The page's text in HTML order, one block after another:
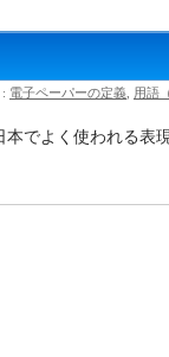
電子ペーパーの定義 用語
本でよく使われる表現